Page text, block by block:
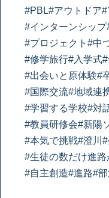
#PBL#アウトドア#
#インターンシップ
#プロジェクト #中
#修学旅行#入学式
#出会いと原体験#
#国際交流#地域連
#学習する学校#対
#教員研修会#新陽
#本気で挑戦#澄川
#生徒の数だけ進路
#自主創造#進路#